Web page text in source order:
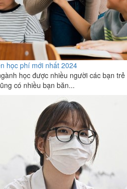
học phí mới nhất 2024
học được nhiều người các bạn trẻ
có nhiều bạn băn...